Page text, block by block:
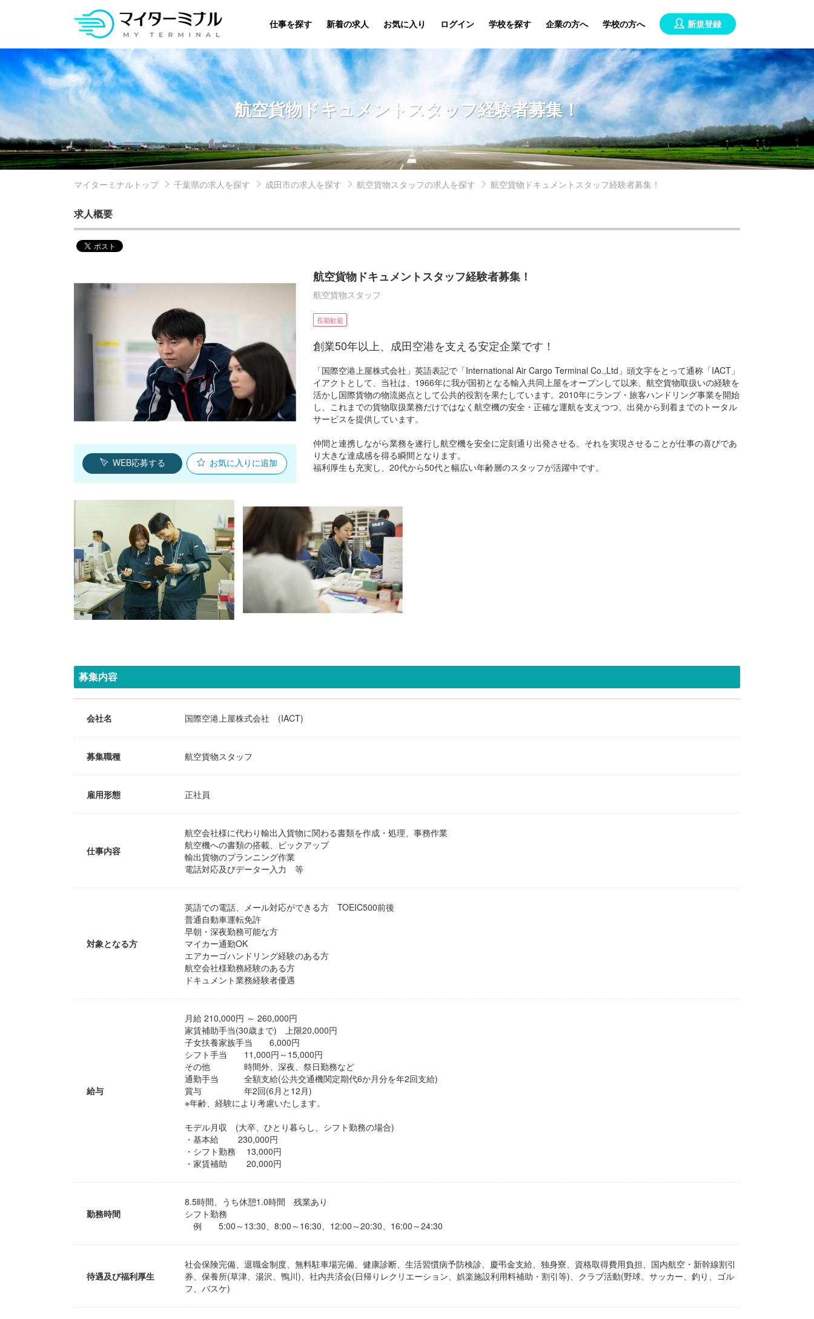
仕事を探す 新着の求人 お気に入り ログイン 学校を探す 企業の方へ 学校の方へ 新規登録
航空貨物ドキュメントスタッフ経験者募集！
マイターミナルトップ 千葉県の求人を探す 成田市の求人を探す 航空貨物スタッフの求人を探す 航空貨物ドキュメントスタッフ経験者募集！
求人概要
航空貨物ドキュメントスタッフ経験者募集！
航空貨物スタッフ
長期歓迎
創業50年以上、成田空港を支える安定企業です！
「国際空港上屋株式会社」英語表記で「International Air Cargo Terminal Co.,Ltd」頭文字をとって通称「IACT」
イアクトとして、当社は、1966年に我が国初となる輸入共同上屋をオープンして以来、航空貨物取扱いの経験を
活かし国際貨物の物流拠点として公共的役割を果たしています。2010年にランプ・旅客ハンドリング事業を開始
し、これまでの貨物取扱業務だけではなく航空機の安全・正確な運航を支えつつ、出発から到着までのトータル
サービスを提供しています。
仲間と連携しながら業務を遂行し航空機を安全に定刻通り出発させる。それを実現させることが仕事の喜びであ
り大きな達成感を得る瞬間となります。
福利厚生も充実し、20代から50代と幅広い年齢層のスタッフが活躍中です。
WEB応募する お気に入り に追加
募集内容
会社名 国際空港上屋株式会社 (IACT)
募集職種 航空貨物スタッフ
雇用形態 正社員
仕事内容
航空会社様に代わり輸出入貨物に関わる書類を作成・処理、事務作業
航空機への書類の搭載、ピックアップ
輸出貨物のプランニング作業
電話対応及びデーター入力 等
対象となる方
英語での電話、メール対応ができる方 TOEIC500前後
普通自動車運転免許
早朝・深夜勤務可能な方
マイカー通勤OK
エアカーゴハンドリング経験のある方
航空会社様勤務経験のある方
ドキュメント業務経験者優遇
給与
月給 210,000円 ～ 260,000円
家賃補助手当(30歳まで) 上限20,000円
子女扶養家族手当 6,000円
シフト手当 11,000円～15,000円
その他 時間外、深夜、祭日勤務など
通勤手当 全額支給(公共交通機関定期代6か月分を年2回支給)
賞与 年2回(6月と12月)
※年齢、経験により考慮いたします。
モデル月収 (大卒、ひとり暮らし、シフト勤務の場合)
・基本給 230,000円
・シフト勤務 13,000円
・家賃補助 20,000円
勤務時間
8.5時間、うち休憩1.0時間 残業あり
シフト勤務
例 5:00～13:30、8:00～16:30、12:00～20:30、16:00～24:30
待遇及び福利厚生
社会保険完備、退職金制度、無料駐車場完備、健康診断、生活習慣病予防検診、慶弔金支給、独身寮、資格取得費用負担、国内航空・新幹線割引
券、保養所(草津、湯沢、鴨川)、社内共済会(日帰りレクリエーション、娯楽施設利用料補助・割引等)、クラブ活動(野球、サッカー、釣り、ゴル
フ、バスケ)